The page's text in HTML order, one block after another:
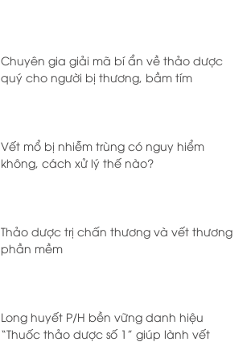
Chuyên gia giải mã bí ẩn về thảo dược
quý cho người bị thương, bầm tím
Vết mổ bị nhiễm trùng có nguy hiểm
không, cách xử lý thế nào?
Thảo dược trị chấn thương và vết thương
phần mềm
Long huyết P/H bền vững danh hiệu
“Thuốc thảo dược số 1” giúp lành vết